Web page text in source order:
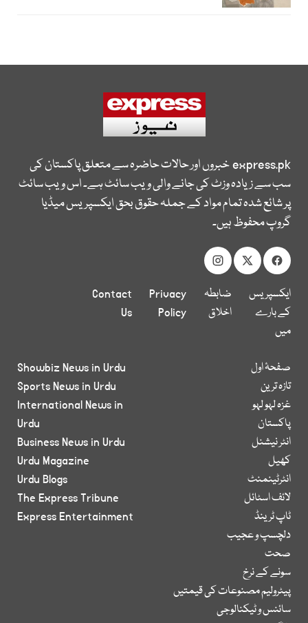
express.pkخبروں اور حالات حاضرہ سے متعلق پاکستان کی
سب سے زیادہ وزٹ کی جانے والی ویب سائٹ ہے۔ اس ویب سائٹ
پر شائع شدہ تمام مواد کے جملہ حقوق بحق ایکسپریس میڈیا
گروپ محفوظ ہیں۔
ایکسپریس
کے بارے
میں
ضابطہ
اخلاق
Privacy
Policy
Contact
Us
صفحۂ اول
تازہ ترین
غزہ لہو لہو
پاکستان
انٹر نیشنل
کھیل
انٹرٹینمنٹ
لائف اسٹائل
ٹاپ ٹرینڈ
دلچسپ و عجیب
صحت
سونے کے نرخ
پیٹرولیم مصنوعات کی قیمتیں
سائنس و ٹیکنالوجی
Showbiz News in Urdu
Sports News in Urdu
International News in
Urdu
Business News in Urdu
Urdu Magazine
Urdu Blogs
The Express Tribune
Express Entertainment